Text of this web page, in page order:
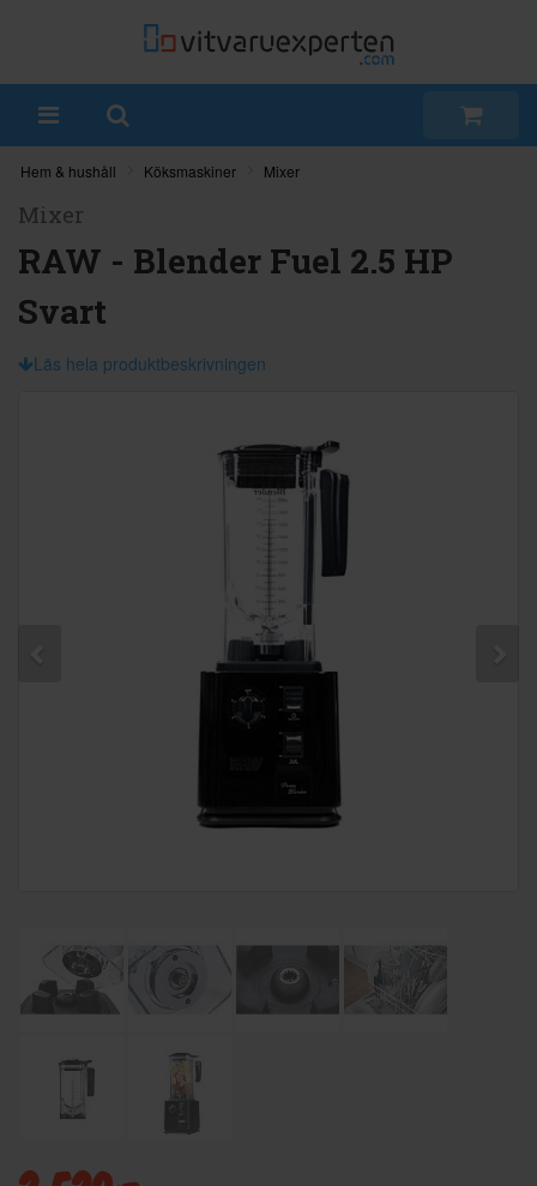
Hem & hushåll Köksmaskiner Mixer
Mixer
RAW - Blender Fuel 2.5 HP
Svart
Läs hela produktbeskrivningen